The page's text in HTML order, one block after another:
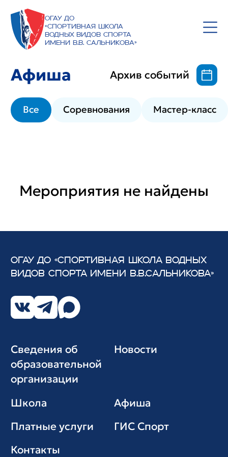
ОГАУ ДО
«Спортивная школа
водных видов спорта
имени В.В. Сальникова»
Афиша Архив событий
Все Соревнования Мастер-класс
Мероприятия не найдены
ОГАУ ДО «СПОРТИВНАЯ ШКОЛА ВОДНЫХ
ВИДОВ СПОРТА ИМЕНИ В.В.САЛЬНИКОВА»
Сведения об
образовательной
организации
Новости
Школа
Афиша
Платные услуги
ГИС Cпорт
Контакты